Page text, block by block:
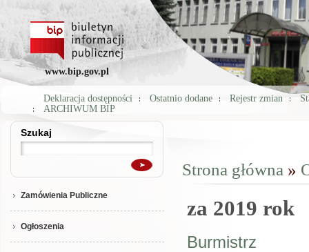
www.bip.gov.pl
Deklaracja dostępności Ostatnio dodane Rejestr zmian
ARCHIWUM BIP
Szukaj
Szukaj
Zamówienia Publiczne
Ogłoszenia
Jesteś tutaj
Strona główna »
za 2019 rok
Burmistrz